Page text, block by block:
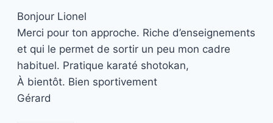
Bonjour Lionel
Merci pour ton approche. Riche d’enseignements
et qui le permet de sortir un peu mon cadre
habituel. Pratique karaté shotokan,
À bientôt. Bien sportivement
Gérard